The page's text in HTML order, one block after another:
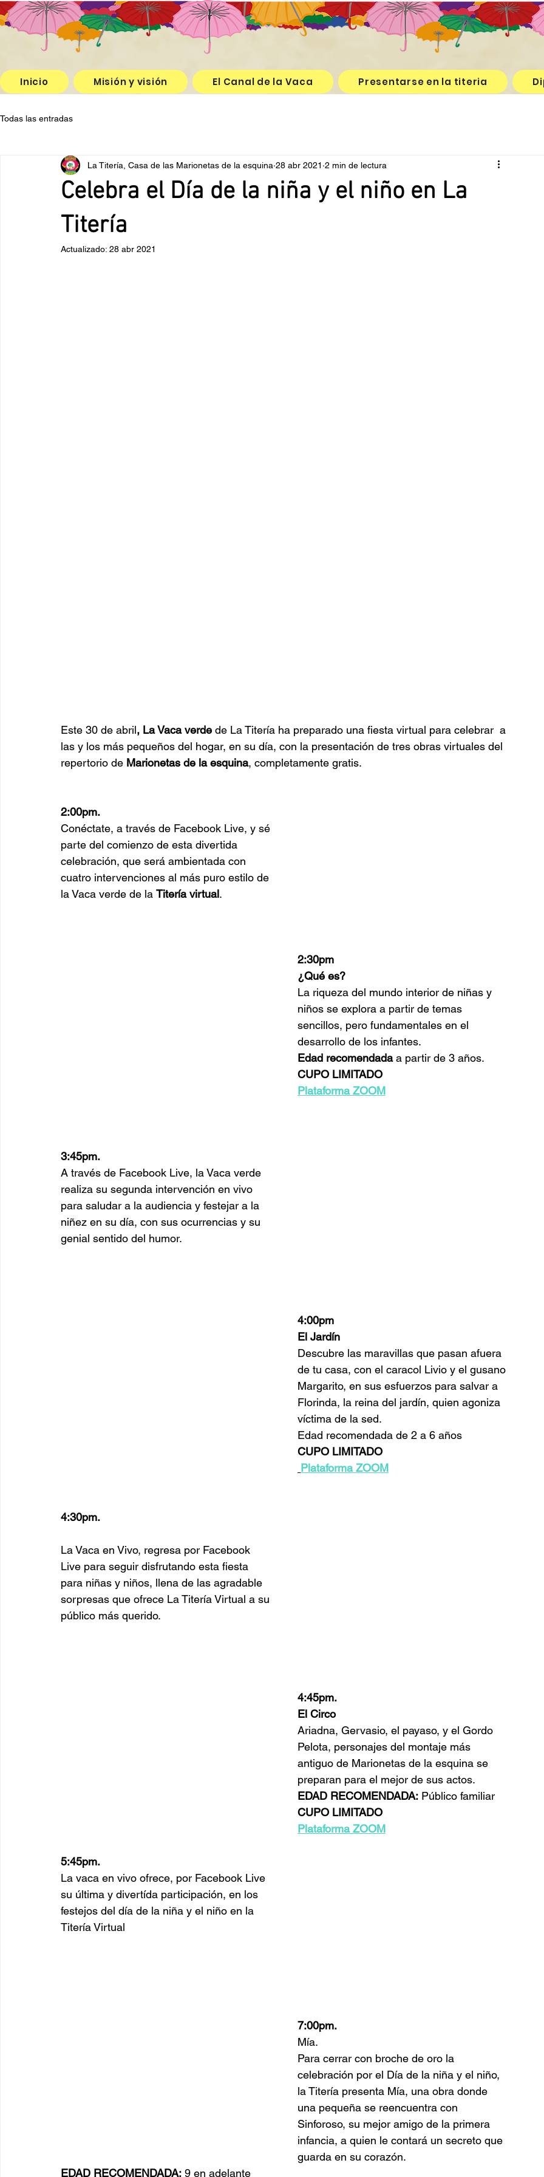
Inicio Misión y visión El Canal de la Vaca Presentarse en la titeria
Todas las entradas
Celebra el Día de la niña y el niño en La
Titería
La Titería, Casa de las Marionetas de la esquina 28 abr 2021 2 min de lectura
Actualizado: 28 abr 2021
Este 30 de abril, La Vaca verde de La Titería ha preparado una fiesta virtual para celebrar  a
las y los más pequeños del hogar, en su día, con la presentación de tres obras virtuales del
repertorio de Marionetas de la esquina, completamente gratis.
2:00pm.
Conéctate, a través de Facebook Live, y sé
parte del comienzo de esta divertida
celebración, que será ambientada con
cuatro intervenciones al más puro estilo de
la Vaca verde de la Titería virtual.
2:30pm
¿Qué es?
La riqueza del mundo interior de niñas y
niños se explora a partir de temas
sencillos, pero fundamentales en el
desarrollo de los infantes.
Edad recomendada a partir de 3 años.
CUPO LIMITADO
Plataforma ZOOM
3:45pm.
A través de Facebook Live, la Vaca verde
realiza su segunda intervención en vivo
para saludar a la audiencia y festejar a la
niñez en su día, con sus ocurrencias y su
genial sentido del humor.
4:00pm
El Jardín
Descubre las maravillas que pasan afuera
de tu casa, con el caracol Livio y el gusano
Margarito, en sus esfuerzos para salvar a
Florinda, la reina del jardín, quien agoniza
víctima de la sed.
Edad recomendada de 2 a 6 años
CUPO LIMITADO
Plataforma ZOOM
4:30pm.
La Vaca en Vivo, regresa por Facebook
Live para seguir disfrutando esta fiesta
para niñas y niños, llena de las agradable
sorpresas que ofrece La Titería Virtual a su
público más querido.
4:45pm.
El Circo
Ariadna, Gervasio, el payaso, y el Gordo
Pelota, personajes del montaje más
antiguo de Marionetas de la esquina se
preparan para el mejor de sus actos.
EDAD RECOMENDADA: Público familiar
CUPO LIMITADO
Plataforma ZOOM
5:45pm.
La vaca en vivo ofrece, por Facebook Live
su última y divertída participación, en los
festejos del día de la niña y el niño en la
Titería Virtual
7:00pm.
Mía.
Para cerrar con broche de oro la
celebración por el Día de la niña y el niño,
la Titería presenta Mía, una obra donde
una pequeña se reencuentra con
Sinforoso, su mejor amigo de la primera
infancia, a quien le contará un secreto que
guarda en su corazón.
EDAD RECOMENDADA: 9 en adelante